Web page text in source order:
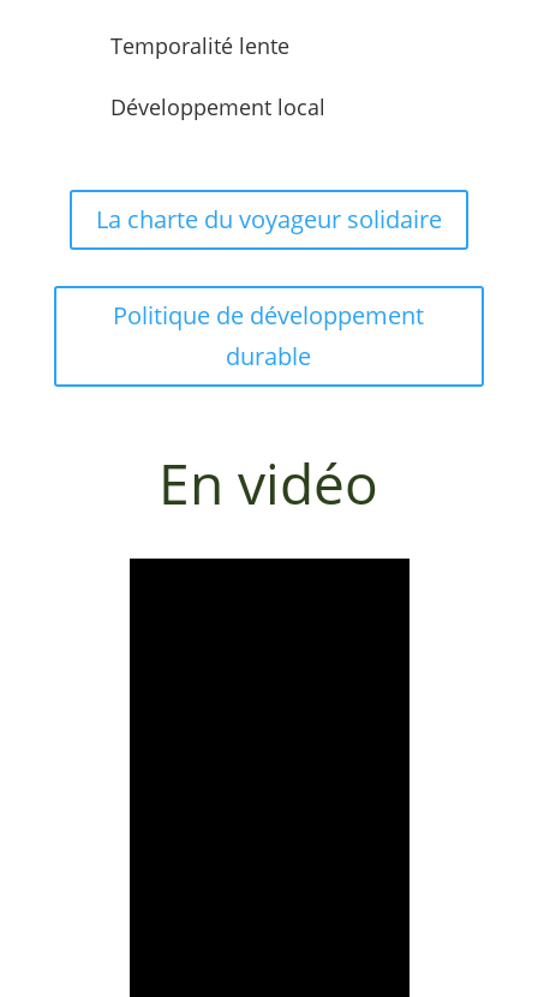
Temporalité lente
Développement local
La charte du voyageur solidaire
Politique de développement
durable
En vidéo